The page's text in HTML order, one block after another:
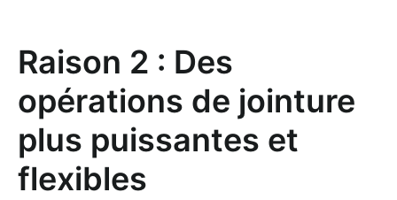
Raison 2 : Des
opérations de jointure
plus puissantes et
flexibles